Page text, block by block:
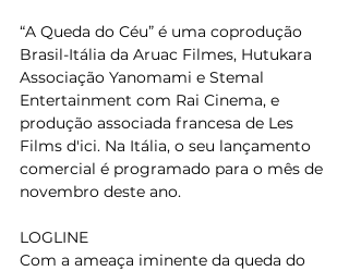
“A Queda do Céu” é uma coprodução
Brasil-Itália da Aruac Filmes, Hutukara
Associação Yanomami e Stemal
Entertainment com Rai Cinema, e
produção associada francesa de Les
Films d'ici. Na Itália, o seu lançamento
comercial é programado para o mês de
novembro deste ano.
LOGLINE
Com a ameaça iminente da queda do